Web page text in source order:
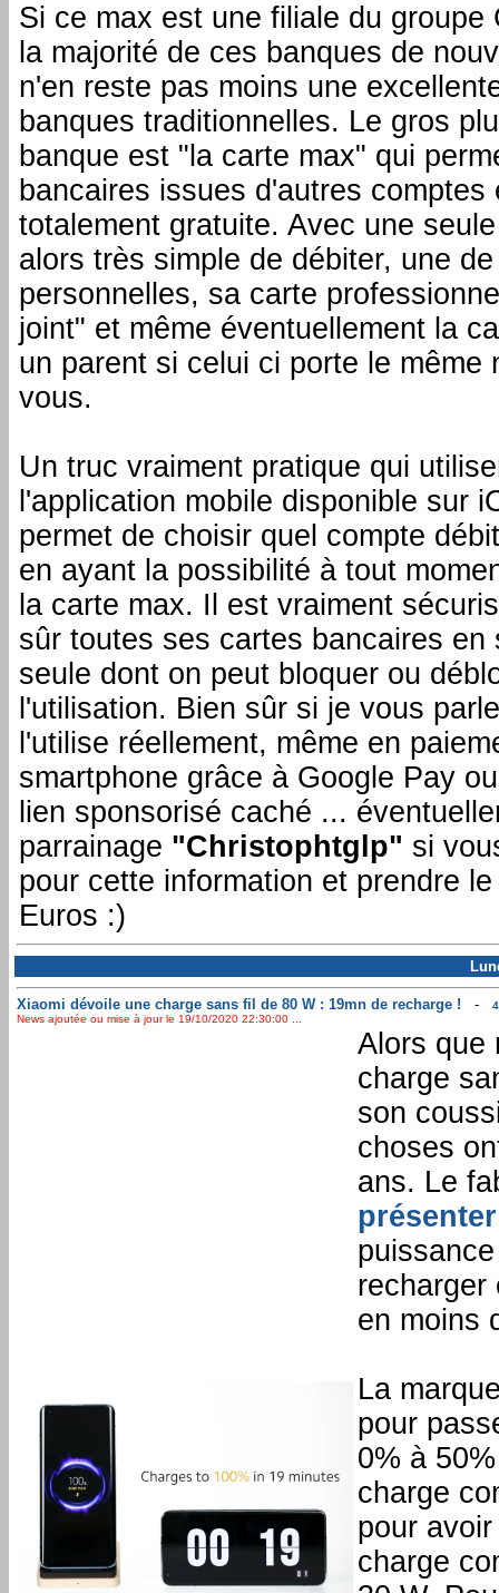
Si ce max est une filiale du groupe
la majorité de ces banques de
n'en reste pas moins une
banques traditionnelles. Le gros
banque est "la carte max" qui
bancaires issues d'autres comptes
totalement gratuite. Avec une
alors très simple de débiter, une
personnelles, sa carte
joint" et même éventuellement la
un parent si celui ci porte le même
vous.
Un truc vraiment pratique qui
l'application mobile disponible sur
permet de choisir quel compte
en ayant la possibilité à tout
la carte max. Il est vraiment
sûr toutes ses cartes bancaires en
seule dont on peut bloquer ou
l'utilisation. Bien sûr si je vous
l'utilise réellement, même en
smartphone grâce à Google Pay
lien sponsorisé caché ...
parrainage "Christophtglp" si
pour cette information et prendre
Euros :)
Xiaomi dévoile une charge sans fil de 80 W : 19mn de recharge ! -
News ajoutée ou mise à jour le 19/10/2020 22:30:00 ...
Alors que
charge
son
choses
ans. Le
présenter
recharger
en moins
La
pour
0% à
charge
pour
charge